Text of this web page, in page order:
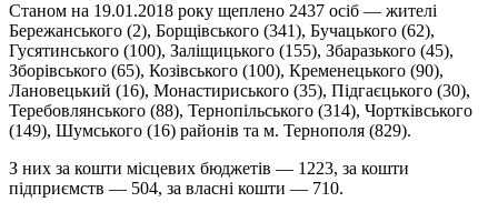
Станом на 19.01.2018 року щеплено 2437 осіб ― жителі
Бережанського (2), Борщівського (341), Бучацького (62),
Гусятинського (100), Заліщицького (155), Збаразького (45),
Зборівського (65), Козівського (100), Кременецького (90),
Лановецький (16), Монастириського (35), Підгаєцького (30),
Теребовлянського (88), Тернопільського (314), Чортківського
(149), Шумського (16) районів та м. Тернополя (829).
З них за кошти місцевих бюджетів ― 1223, за кошти
підприємств ― 504, за власні кошти ― 710.